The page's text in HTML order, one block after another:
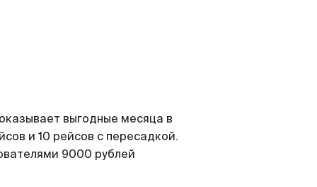
выгодные месяца в
и 10 рейсов с пересадкой.
9000 рублей